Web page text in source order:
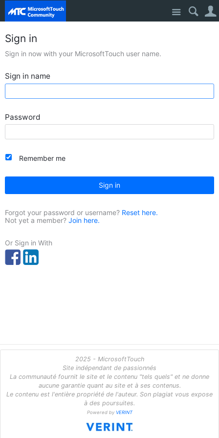
Site
Sign in
Sign in now with your MicrosoftTouch user name.
Sign in name
Password
Remember me
Sign in
Forgot your password or username? Reset here.
Not yet a member? Join here.
Or Sign in With
2025 - MicrosoftTouch
Site indépendant de passionnés
La communauté fournit le site et le contenu "tels quels" et ne donne
aucune garantie quant au site et à ses contenus.
Le contenu est l'entière propriété de l'auteur. Son plagiat vous expose
à des poursuites.
Powered by VERINT